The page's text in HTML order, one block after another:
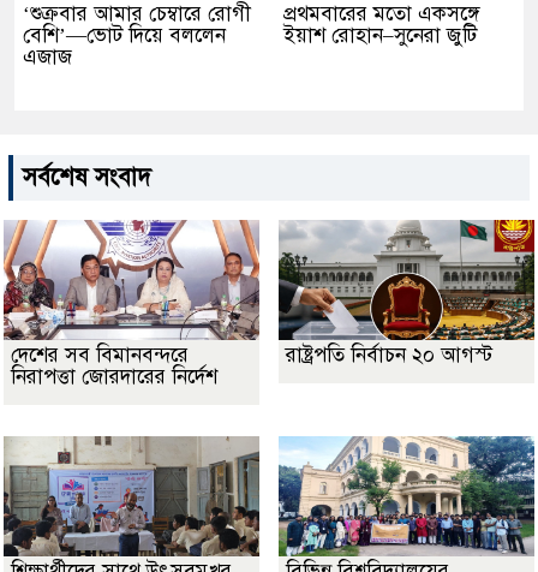
‘শুক্রবার আমার চেম্বারে রোগী
বেশি’—ভোট দিয়ে বললেন
এজাজ
প্রথমবারের মতো একসঙ্গে
ইয়াশ রোহান–সুনেরা জুটি
সর্বশেষ সংবাদ
দেশের সব বিমানবন্দরে
নিরাপত্তা জোরদারের নির্দেশ
রাষ্ট্রপতি নির্বাচন ২০ আগস্ট